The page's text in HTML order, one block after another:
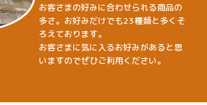
お客さまの好みに合わせられる商品の
多さ。お好みだけでも23種類と多くそ
ろえております。
お客さまに気に入るお好みがあると思
いますのでぜひご利用ください。